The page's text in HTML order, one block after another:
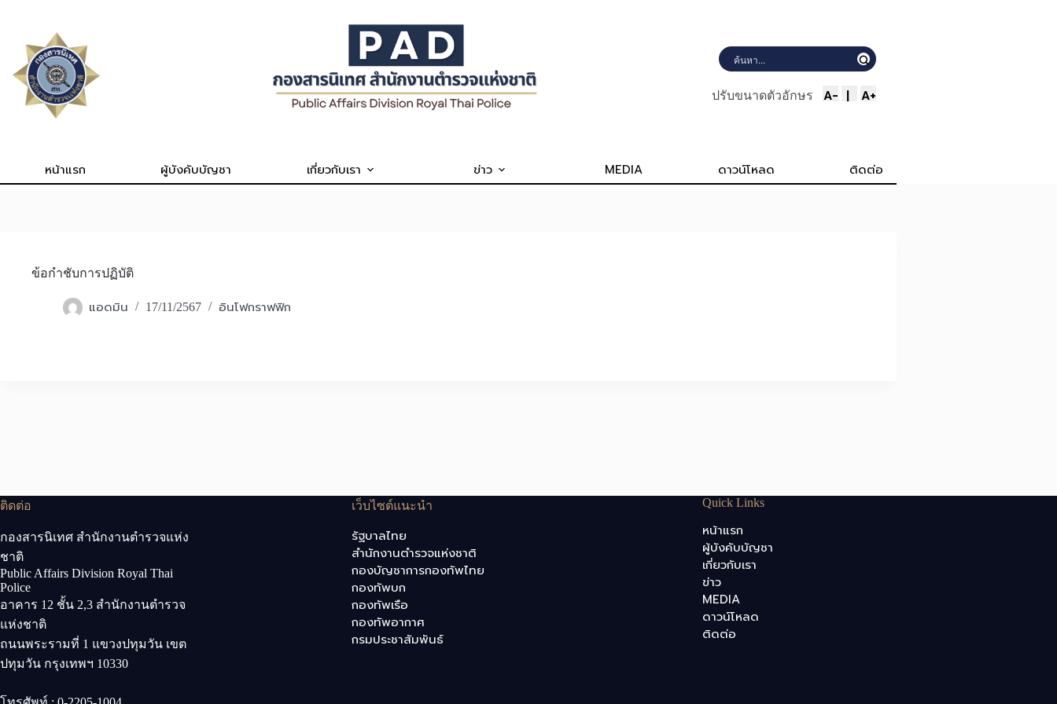
content
ปรับขนาดตัวอักษร A- | A+
หน้าแรก ผู้บังคับบัญชา เกี่ยวกับเรา ข่าว MEDIA ดาวน์โหลด ติดต่อ
ข้อกำชับการปฏิบัติ
แอดมิน 17/11/2567 อินโฟกราฟฟิก
ติดต่อ
กองสารนิเทศ สำนักงานตำรวจแห่ง
ชาติ
Public Affairs Division Royal Thai
Police
อาคาร 12 ชั้น 2,3 สำนักงานตำรวจ
แห่งชาติ
ถนนพระรามที่ 1 แขวงปทุมวัน เขต
ปทุมวัน กรุงเทพฯ 10330
เว็บไซต์แนะนำ
รัฐบาลไทย
สำนักงานตำรวจแห่งชาติ
กองบัญชาการกองทัพไทย
กองทัพบก
กองทัพเรือ
กองทัพอากาศ
กรมประชาสัมพันธ์
Quick Links
หน้าแรก
ผู้บังคับบัญชา
เกี่ยวกับเรา
ข่าว
MEDIA
ดาวน์โหลด
ติดต่อ